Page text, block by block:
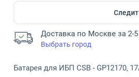
Доставка по Москве за 2-
Выбрать город
Батарея для ИБП CSB - GP12170,